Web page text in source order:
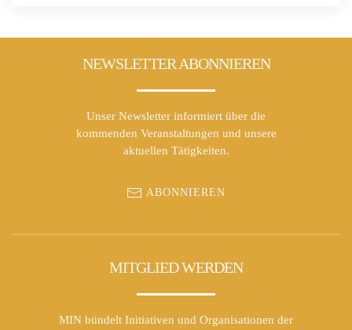
NEWSLETTER ABONNIEREN
Unser Newsletter informiert über die
kommenden Veranstaltungen und unsere
aktuellen Tätigkeiten.
ABONNIEREN
MITGLIED WERDEN
MIN bündelt Initiativen und Organisationen der